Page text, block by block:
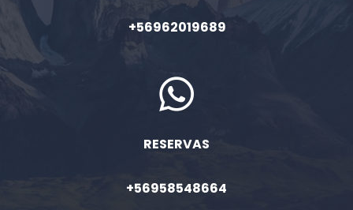
+56962019689

RESERVAS
+56958548664